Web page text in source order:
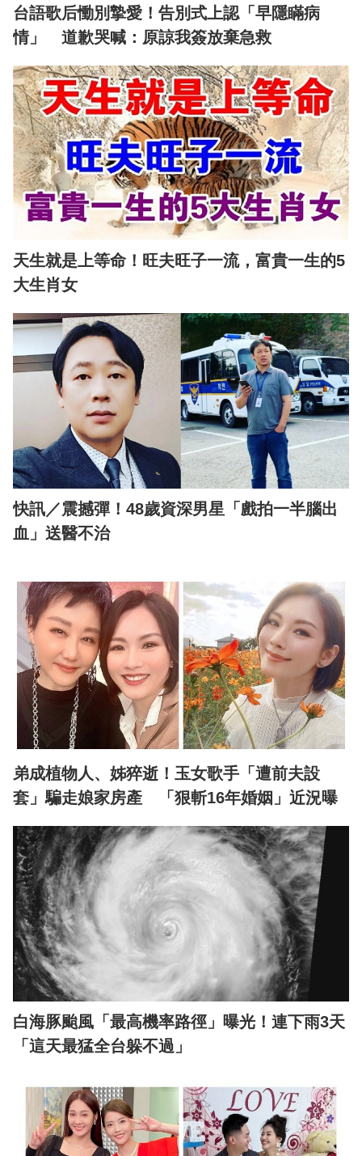
台語歌后慟別摯愛！告別式上認「早隱瞞病
情」 道歉哭喊：原諒我簽放棄急救
天生就是上等命！旺夫旺子一流，富貴一生的5
大生肖女
快訊／震撼彈！48歲資深男星「戲拍一半腦出
血」送醫不治
弟成植物人、姊猝逝！玉女歌手「遭前夫設
套」騙走娘家房產 「狠斬16年婚姻」近況曝
白海豚颱風「最高機率路徑」曝光！連下雨3天
「這天最猛全台躲不過」